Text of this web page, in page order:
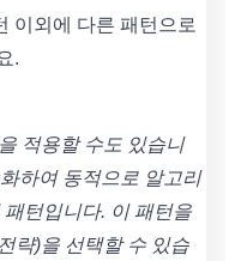
이외에 다른 패턴으로
.
적용할 수도 있습니
하여 동적으로 알고리
턴입니다. 이 패턴을
략)을 선택할 수 있습